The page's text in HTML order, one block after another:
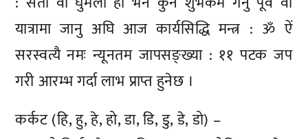
यात्रामा जानु अघि आज कार्यसिद्धि मन्त्र : ॐ ऐं
सरस्वत्यै नमः न्यूनतम जापसङ्ख्या : ११ पटक जप
गरी आरम्भ गर्दा लाभ प्राप्त हुनेछ ।
कर्कट (हि, हु, हे, हो, डा, डि, डु, डे, डो) –